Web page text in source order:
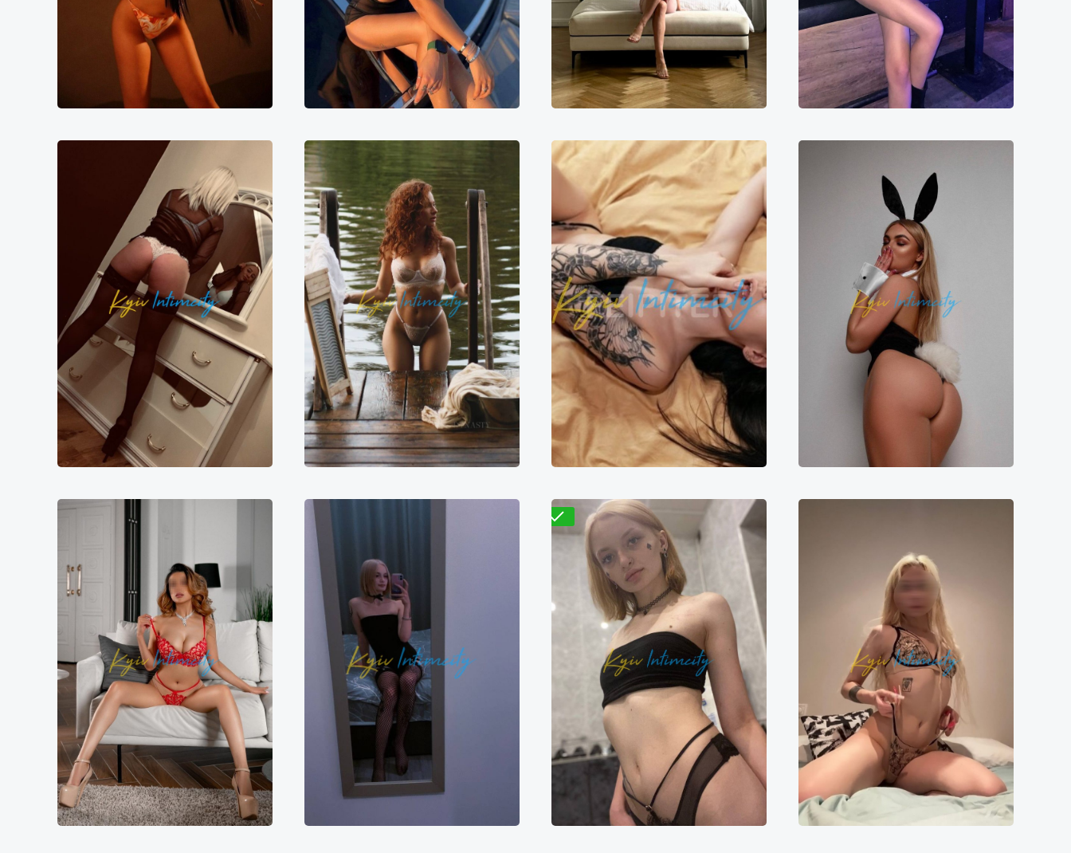
Геля
10000₴ 20000₴
50000₴
Голосіївський
Голосіївська
Марика
12000₴ 24000₴
60000₴
Голосіївський
Голосіївська
Саша
14000₴
35000₴
Голосіївський
Голосіївська
Катюша
35000₴
Оболонський
Диночка
6000₴ 12000₴
30000₴
Дарницький
Осокорки
Марина
24000₴
Печерський
Печерська
8000₴ 16000₴
40000₴
Майдан Незалежності
Стелла
12000₴ 24000₴
60000₴
Шевченківський
Зелена гілка